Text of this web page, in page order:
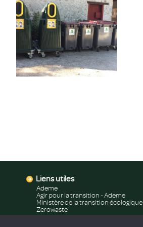
Liens utiles
Ademe
Agir pour la transition - Ademe
Ministère de la transition écologique
Zerowaste